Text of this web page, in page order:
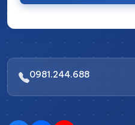
mặt
Sơn tĩnh điện ≥60
tích hợp
Vách treo dụng
đèn LED, ổ
0981.244.688